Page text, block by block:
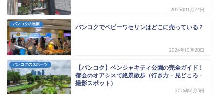
2023年11月24日
バンコクの医療 バンコクでベビーワセリンはどこに売っている？
2024年10月20日
バンコクのスポーツ
【バンコク】ベンジャキティ公園の完全ガイド！
都会のオアシスで絶景散歩（行き方・見どころ・
撮影スポット）
2026年6月3日